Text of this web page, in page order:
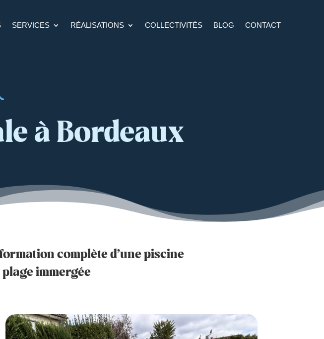
SERVICES RÉALISATIONS COLLECTIVITÉS BLOG CONTACT
à Bordeaux
complète d’une piscine
immergée